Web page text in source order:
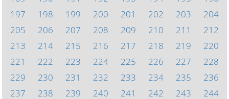
197
198 199 200 201 202 203
204
205
206 207 208 209 210 211
212
213
214 215 216 217 218 219
220
221
222 223 224 225 226 227
228
229
230 231 232 233 234 235
236
237
238 239 240 241 242 243
244